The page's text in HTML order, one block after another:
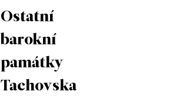
Ostatní
barokní
památky
Tachovska